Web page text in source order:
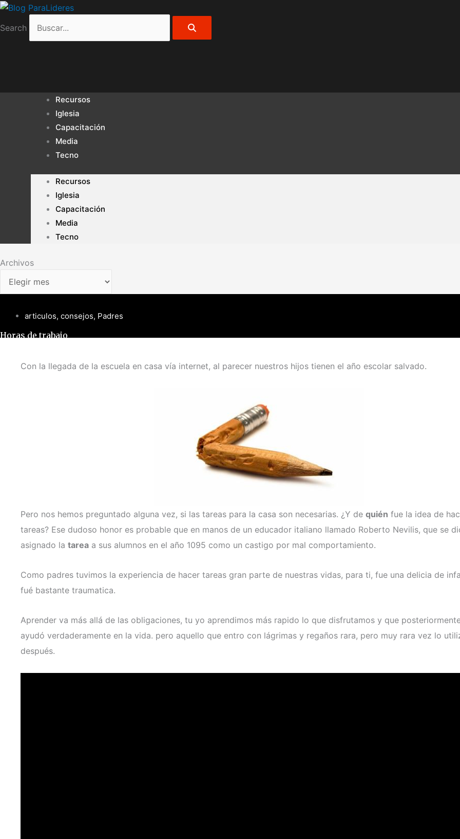
Ir
contenido
Search
Recursos
Iglesia
Capacitación
Media
Tecno
Recursos
Iglesia
Capacitación
Media
Tecno
Archivos
Archivos
articulos, consejos, Padres
Horas de trabajo
Con la llegada de la escuela en casa vía internet, al parecer nuestros hijos tienen el año escolar salvado.
Pero nos hemos preguntado alguna vez, si las tareas para la casa son necesarias. ¿Y de quién fue la idea de
tareas? Ese dudoso honor es probable que en manos de un educador italiano llamado Roberto Nevilis, que se
asignado la tarea a sus alumnos en el año 1095 como un castigo por mal comportamiento.
Como padres tuvimos la experiencia de hacer tareas gran parte de nuestras vidas, para ti, fue una delicia de
fué bastante traumatica.
Aprender va más allá de las obligaciones, tu yo aprendimos más rapido lo que disfrutamos y que
ayudó verdaderamente en la vida. pero aquello que entro con lágrimas y regaños rara, pero muy rara vez lo
después.